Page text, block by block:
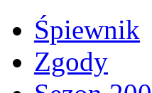
Śpiewnik
Zgody